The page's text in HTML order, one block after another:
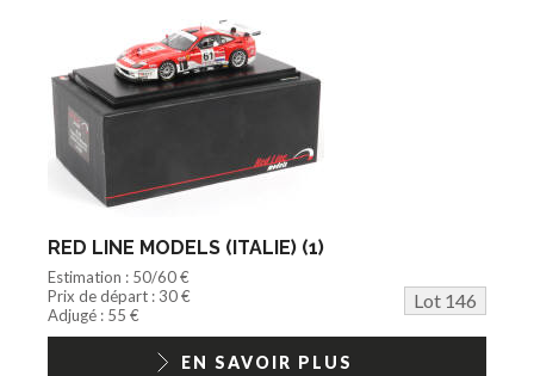
RED LINE MODELS (ITALIE) (1)
Estimation : 50/60 €
Prix de départ : 30 €
Lot 146
Adjugé : 55 €
EN SAVOIR PLUS